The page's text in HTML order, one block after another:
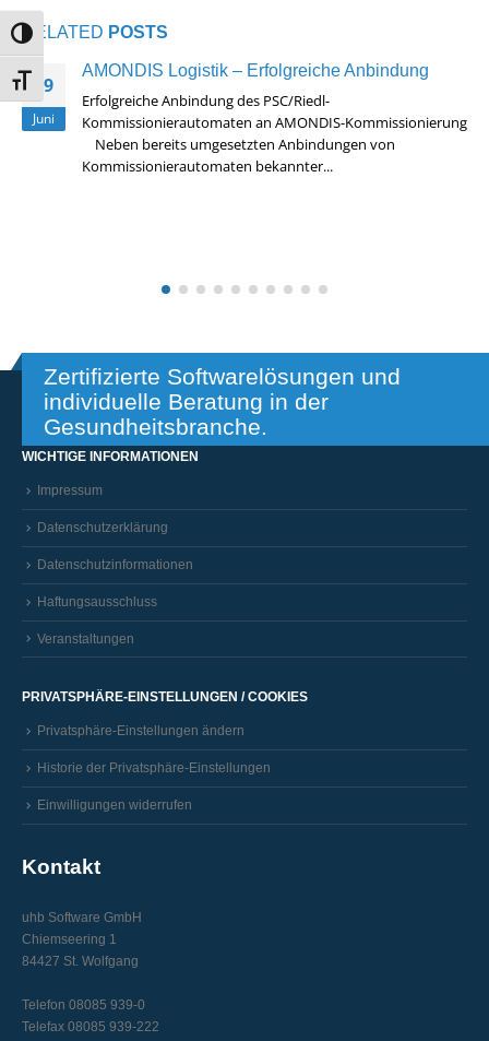
Umschalten auf hohe Kontraste
Schrift vergrößern
RELATED POSTS
09
Juni
AMONDIS Logistik – Erfolgreiche Anbindung
Erfolgreiche Anbindung des PSC/Riedl-
Kommissionierautomaten an AMONDIS-Kommissionierung
Neben bereits umgesetzten Anbindungen von
Kommissionierautomaten bekannter...
Zertifizierte Softwarelösungen und
individuelle Beratung in der
Gesundheitsbranche.
WICHTIGE INFORMATIONEN
Impressum
Datenschutzerklärung
Datenschutzinformationen
Haftungsausschluss
Veranstaltungen
PRIVATSPHÄRE-EINSTELLUNGEN / COOKIES
Privatsphäre-Einstellungen ändern
Historie der Privatsphäre-Einstellungen
Einwilligungen widerrufen
Kontakt
uhb Software GmbH
Chiemseering 1
84427 St. Wolfgang
Telefon 08085 939-0
Telefax 08085 939-222